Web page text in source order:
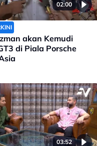
02:00
akan Kemudi
di Piala Porsche
03:52